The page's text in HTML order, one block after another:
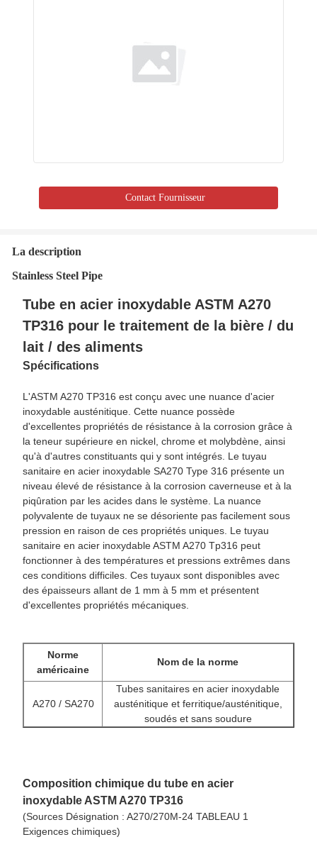
Contact Fournisseur
La description
Stainless Steel Pipe
Tube en acier inoxydable ASTM A270
TP316 pour le traitement de la bière / du
lait / des aliments
Spécifications
L'ASTM A270 TP316 est conçu avec une nuance d'acier
inoxydable austénitique. Cette nuance possède
d'excellentes propriétés de résistance à la corrosion grâce à
la teneur supérieure en nickel, chrome et molybdène, ainsi
qu'à d'autres constituants qui y sont intégrés. Le tuyau
sanitaire en acier inoxydable SA270 Type 316 présente un
niveau élevé de résistance à la corrosion caverneuse et à la
piqûration par les acides dans le système. La nuance
polyvalente de tuyaux ne se désoriente pas facilement sous
pression en raison de ces propriétés uniques. Le tuyau
sanitaire en acier inoxydable ASTM A270 Tp316 peut
fonctionner à des températures et pressions extrêmes dans
ces conditions difficiles. Ces tuyaux sont disponibles avec
des épaisseurs allant de 1 mm à 5 mm et présentent
d'excellentes propriétés mécaniques.
Norme
américaine
Nom de la norme
A270 / SA270
Tubes sanitaires en acier inoxydable
austénitique et ferritique/austénitique,
soudés et sans soudure
Composition chimique du tube en acier
inoxydable ASTM A270 TP316
(Sources Désignation : A270/270M-24 TABLEAU 1
Exigences chimiques)